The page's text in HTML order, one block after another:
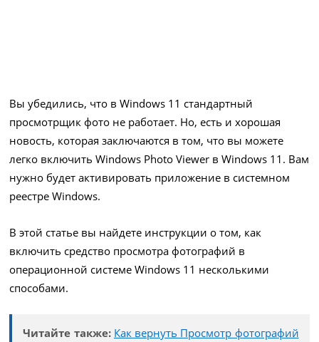
Вы убедились, что в Windows 11 стандартный
просмотрщик фото не работает. Но, есть и хорошая
новость, которая заключаются в том, что вы можете
легко включить Windows Photo Viewer в Windows 11. Вам
нужно будет активировать приложение в системном
реестре Windows.
В этой статье вы найдете инструкции о том, как
включить средство просмотра фотографий в
операционной системе Windows 11 несколькими
способами.
Читайте также: Как вернуть Просмотр фотографий